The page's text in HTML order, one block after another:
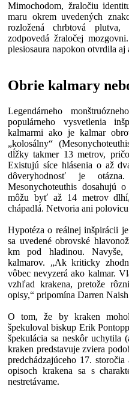
Mimochodom, žraločiu
maru okrem uvedených
rozložená chrbtová plutva,
zodpovedá žraločej
plesiosaura napokon otvrdila
Obrie kalmary
Legendárneho
populárneho vysvetlenia
kalmarmi ako je kalmar
„kolosálny“
dĺžky takmer 13 metrov,
Existujú síce hlásenia o až
dôveryhodnosť je
Mesonychoteuthis dosahujú
môžu byť až 14 metrov
chápadlá. Netvoria ani
Hypotéza o reálnej inšpirácii
sa uvedené obrovské
km pod hladinou. Navyše,
kalmarov. „Ak kriticky
vôbec nevyzerá ako kalmar.
vzhľad krakena, pretože
opisy,“ pripomína Darren
O tom, že by kraken
špekuloval biskup Erik
špekulácia sa neskôr uchytila
kraken predstavuje zviera
predchádzajúceho 17.
opisoch krakena sa s
nestretávame.